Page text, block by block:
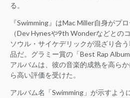
る。
『Swimming』はMac Miller自身がプ
（Dev Hynesや9th Wonderなどとの
ソウル・サイケデリックが混ざり合
品だ。グラミー賞の「Best Rap
アルバムは、彼の音楽的成熟を高ら
ら高い評価を受けた。
アルバム名「Swimming」が示すよう